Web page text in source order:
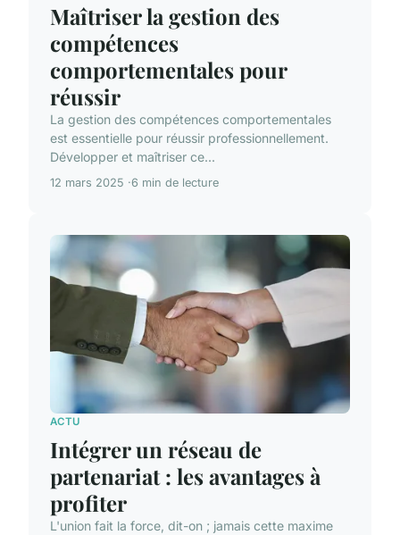
Maîtriser la gestion des
compétences
comportementales pour
réussir
La gestion des compétences comportementales
est essentielle pour réussir professionnellement.
Développer et maîtriser ce...
12 mars 2025 6 min de lecture
ACTU
Intégrer un réseau de
partenariat : les avantages à
profiter
L'union fait la force, dit-on ; jamais cette maxime